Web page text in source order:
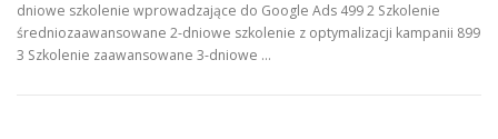
dniowe szkolenie wprowadzające do Google Ads 499 2 Szkolenie
średniozaawansowane 2-dniowe szkolenie z optymalizacji kampanii 899
3 Szkolenie zaawansowane 3-dniowe …